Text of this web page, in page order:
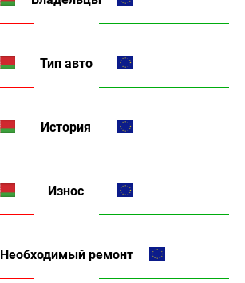
Тип авто
История
Износ
Необходимый ремонт